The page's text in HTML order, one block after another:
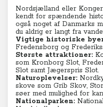
Nordsjælland eller
kendt for spændende
også noget af Danmarks
du aldrig er langt fra
Vigtige historiske
Fredensborg og
Største attraktioner:
som Kronborg Slot,
Slot samt Jægerspris Slot.
Naturoplevelser:
skove som Grib Skov,
søer med mulighed for
Nationalparken: